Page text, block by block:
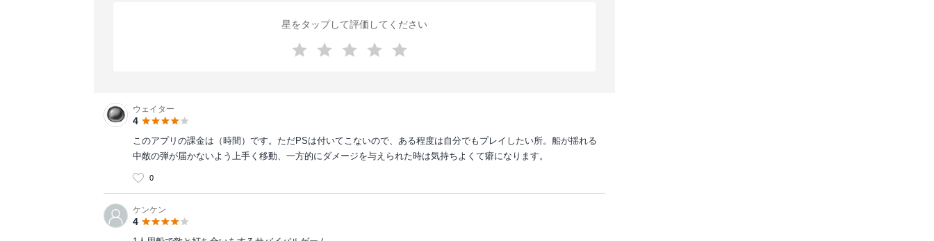
星をタップして評価してください
ウェイター
4
このアプリの課金は（時間）です。ただPSは付いてこないので、ある程度は自分でもプレイしたい所。船が揺れる
中敵の弾が届かないよう上手く移動、一方的にダメージを与えられた時は気持ちよくて癖になります。
0
ケンケン
4